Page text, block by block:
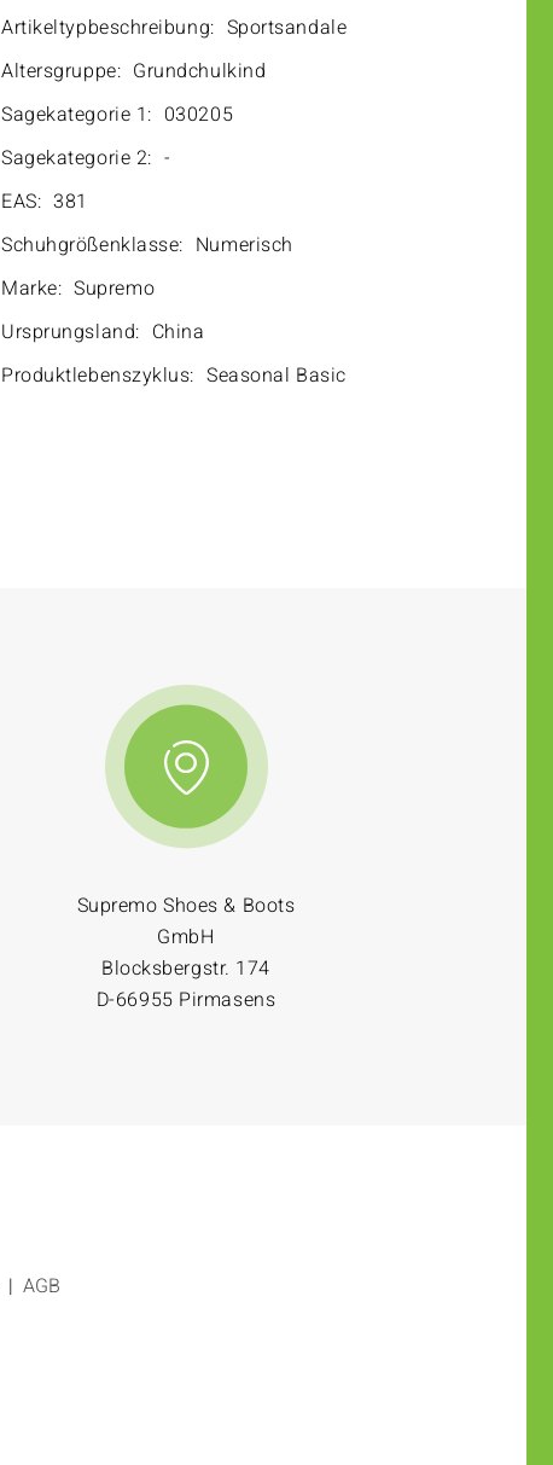
Artikeltypbeschreibung: Sportsandale
Altersgruppe: Grundchulkind
Sagekategorie 1: 030205
Sagekategorie 2: -
EAS: 381
Schuhgrößenklasse: Numerisch
Marke: Supremo
Ursprungsland: China
Produktlebenszyklus: Seasonal Basic
Supremo Shoes & Boots
GmbH
Blocksbergstr. 174
D-66955 Pirmasens
AGB